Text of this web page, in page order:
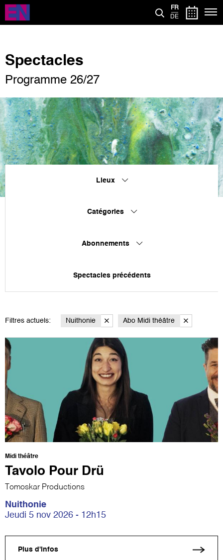
Aller
contenu
FR
DE
Spectacles
Programme 26/27
Lieux
Catégories
Abonnements
Spectacles précédents
Filtres actuels: Nuithonie Abo Midi théâtre
Midi théâtre
Tavolo Pour Drü
Tomoskar Productions
Nuithonie
Jeudi 5 nov 2026 - 12h15
Plus d'infos